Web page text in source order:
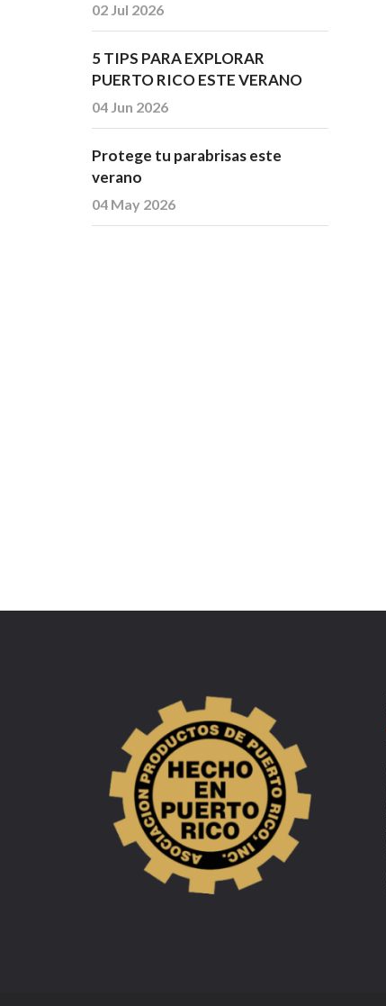
02 Jul 2026
5 TIPS PARA EXPLORAR
PUERTO RICO ESTE VERANO
04 Jun 2026
Protege tu parabrisas este
verano
04 May 2026